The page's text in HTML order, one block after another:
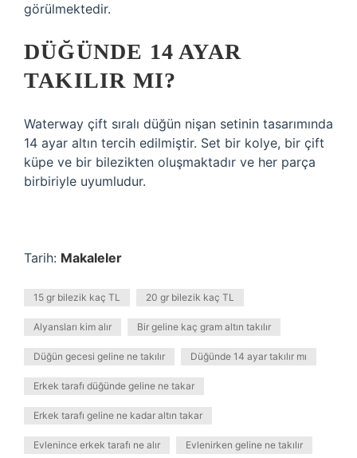
görülmektedir.
DÜĞÜNDE 14 AYAR
TAKILIR MI?
Waterway çift sıralı düğün nişan setinin tasarımında
14 ayar altın tercih edilmiştir. Set bir kolye, bir çift
küpe ve bir bilezikten oluşmaktadır ve her parça
birbiriyle uyumludur.
Tarih: Makaleler
15 gr bilezik kaç TL 20 gr bilezik kaç TL
Alyansları kim alır Bir geline kaç gram altın takılır
Düğün gecesi geline ne takılır Düğünde 14 ayar takılır mı
Erkek tarafı düğünde geline ne takar
Erkek tarafı geline ne kadar altın takar
Evlenince erkek tarafı ne alır Evlenirken geline ne takılır